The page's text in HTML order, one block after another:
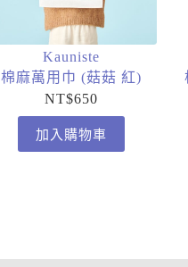
Kauniste
棉麻萬用巾 (菇菇 紅)
NT$650
加入購物車